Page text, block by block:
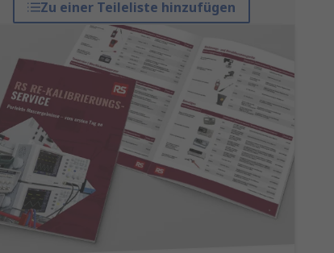
Zu einer Teileliste hinzufügen